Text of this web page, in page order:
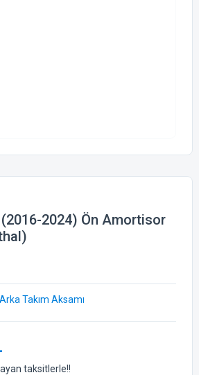
2024) Ön Amortisor
Takım Aksamı
taksitlerle!!